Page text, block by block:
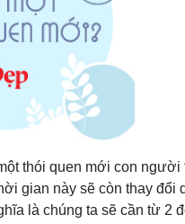
thói quen mới con người
gian này sẽ còn thay đổi
là chúng ta sẽ cần từ 2